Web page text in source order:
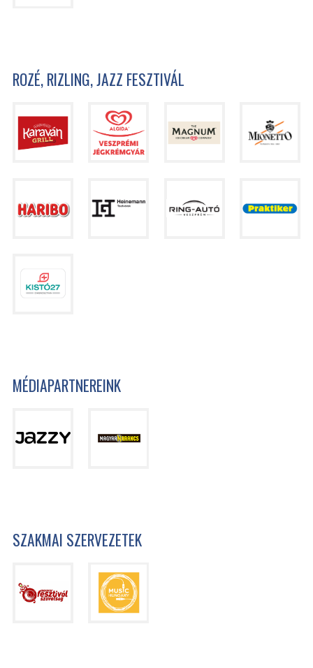
ROZÉ, RIZLING, JAZZ FESZTIVÁL
MÉDIAPARTNEREINK
SZAKMAI SZERVEZETEK